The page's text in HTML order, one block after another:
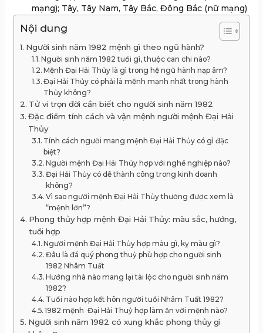
mạng); Tây, Tây Nam, Tây Bắc, Đông Bắc (nữ mạng)
Nội dung
Người sinh năm 1982 mệnh gì theo ngũ hành?
Người sinh năm 1982 tuổi gì, thuộc can chi nào?
Mệnh Đại Hải Thủy là gì trong hệ ngũ hành nạp âm?
Đại Hải Thủy có phải là mệnh mạnh nhất trong hành
Thủy không?
Tử vi trọn đời cần biết cho người sinh năm 1982
Đặc điểm tính cách và vận mệnh người mệnh Đại Hải
Thủy
Tính cách người mang mệnh Đại Hải Thủy có gì đặc
biệt?
Người mệnh Đại Hải Thủy hợp với nghề nghiệp nào?
Đại Hải Thủy có dễ thành công trong kinh doanh
không?
Vì sao người mệnh Đại Hải Thủy thường được xem là
“mệnh lớn”?
Phong thủy hợp mệnh Đại Hải Thủy: màu sắc, hướng,
tuổi hợp
Người mệnh Đại Hải Thủy hợp màu gì, kỵ màu gì?
Đâu là đá quý phong thuỷ phù hợp cho người sinh
1982 Nhâm Tuất
Hướng nhà nào mang lại tài lộc cho người sinh năm
1982?
Tuổi nào hợp kết hôn người tuổi Nhâm Tuất 1982?
1982 mệnh Đại Hải Thuỷ hợp làm ăn với mệnh nào?
Người sinh năm 1982 có xung khắc phong thủy gì